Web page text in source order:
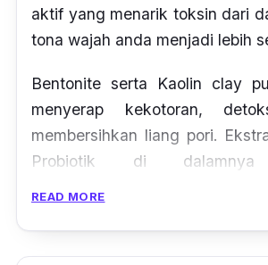
aktif yang menarik toksin dari
tona wajah anda menjadi lebih
Bentonite serta Kaolin clay
menyerap kekotoran,
membersihkan liang pori.
Probiotik di dalamnya
READ MORE